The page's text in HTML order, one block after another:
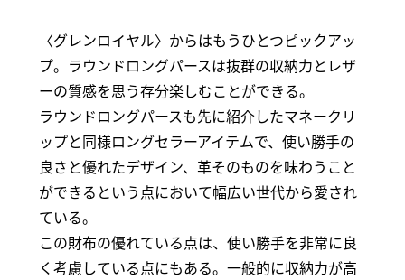
〈グレンロイヤル〉からはもうひとつピックアッ
プ。ラウンドロングパースは抜群の収納力とレザ
ーの質感を思う存分楽しむことができる。
ラウンドロングパースも先に紹介したマネークリ
ップと同様ロングセラーアイテムで、使い勝手の
良さと優れたデザイン、革そのものを味わうこと
ができるという点において幅広い世代から愛され
ている。
この財布の優れている点は、使い勝手を非常に良
く考慮している点にもある。一般的に収納力が高